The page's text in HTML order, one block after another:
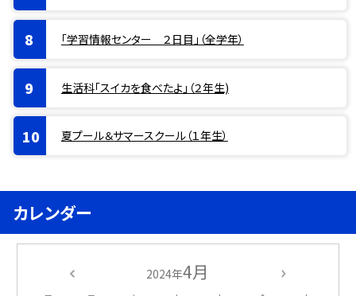
「学習情報センター ２日目」（全学年）
生活科「スイカを食べたよ」（２年生)
夏プール＆サマースクール（１年生）
カレンダー
2024年4月